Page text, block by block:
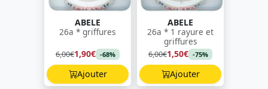
ABELE
26a * griffures
6,00€1,90€ -68%
Ajouter
ABELE
26a * 1 rayure et
griffures
6,00€1,50€ -75%
Ajouter